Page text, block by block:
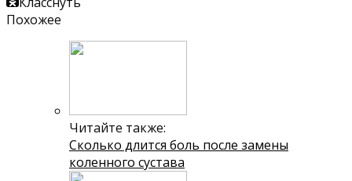
Похожее
Читайте также:
Сколько длится боль после замены
коленного сустава